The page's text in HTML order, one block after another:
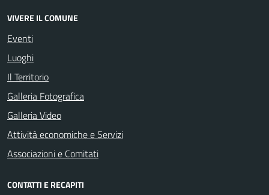
VIVERE IL COMUNE
Eventi
Luoghi
Il Territorio
Galleria Fotografica
Galleria Video
Attività economiche e Servizi
Associazioni e Comitati
CONTATTI E RECAPITI